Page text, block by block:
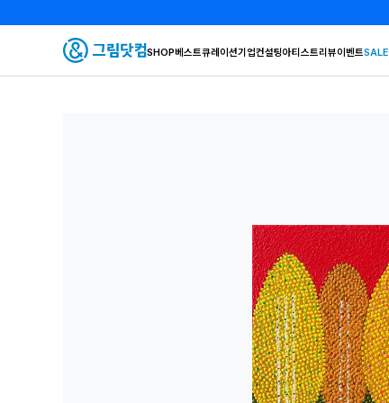
SHOP베스트큐레이션기업컨설팅아티스트리뷰이벤트SALE